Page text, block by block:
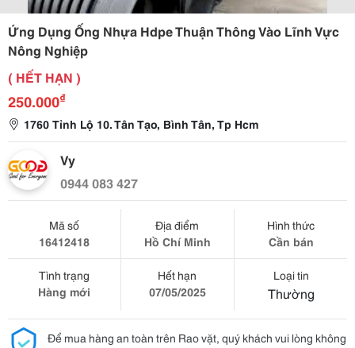
Ứng Dụng Ống Nhựa Hdpe Thuận Thông Vào Lĩnh Vực
Nông Nghiệp
( HẾT HẠN )
250.000₫
1760 Tỉnh Lộ 10. Tân Tạo, Bình Tân, Tp Hcm
Vy
0944 083 427
Mã số
16412418
Địa điểm
Hồ Chí Minh
Hình thức
Cần bán
Tình trạng
Hàng mới
Hết hạn
07/05/2025
Loại tin
Thường
Để mua hàng an toàn trên Rao vặt, quý khách vui lòng không